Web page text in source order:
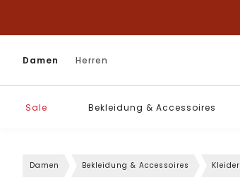
Damen Herren
Sale Bekleidung & Accessoires
Damen Bekleidung & Accessoires Kleider